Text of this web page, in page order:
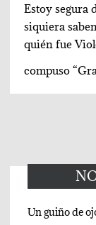
Estoy segura
siquiera
quién fue
compuso
Un guiño de